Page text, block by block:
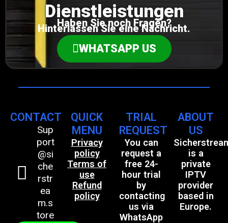
Dienstleistungen
Haben Sie noch Fragen?
Hinterlassen Sie eine Nachricht.
WHATSAPP US
CONTACT
Sup
port
@si
che
rstr
ea
m.s
tore
QUICK
MENU
Privacy
policy
Terms of
use
Refund
policy
TRIAL
REQUEST
You can
request a
free 24-
hour trial
by
contacting
us via
WhatsApp
ABOUT
US
is a
private
IPTV
provider
based in
Europe.